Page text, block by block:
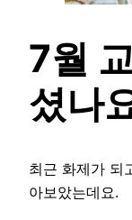
7월
셨나
최근 화제가 되
아보았는데요.